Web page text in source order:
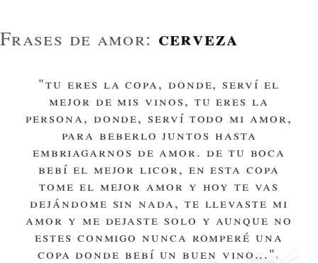
Frases de amor: cerveza
"tu eres la copa, donde, serví el
mejor de mis vinos, tu eres la
persona, donde, serví todo mi amor,
para beberlo juntos hasta
embriagarnos de amor. de tu boca
bebí el mejor licor, en esta copa
tome el mejor amor y hoy te vas
dejándome sin nada, te llevaste mi
amor y me dejaste solo y aunque no
estes conmigo nunca romperé una
copa donde bebí un buen vino...",